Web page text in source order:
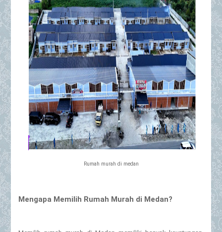
Rumah murah di medan
Mengapa Memilih Rumah Murah di Medan?